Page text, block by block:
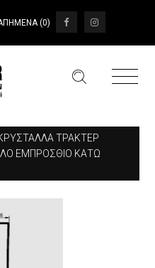
(0)
ΤΡΑΚΤΕΡ
ΕΜΠΡΟΣΘΙΟ ΚΑΤΩ